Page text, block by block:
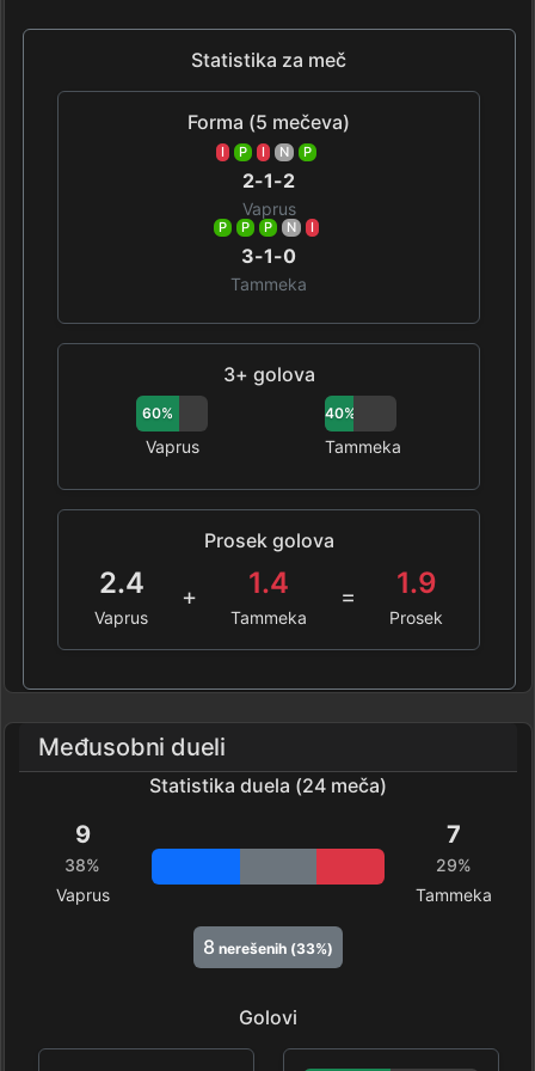
Statistika za meč
Forma (5 mečeva)
I P I N P
2-1-2
Vaprus
P P P N I
3-1-0
Tammeka
3+ golova
60%
Vaprus
40%
Tammeka
Prosek golova
2.4
Vaprus
+ 1.4
Tammeka
= 1.9
Prosek
Međusobni dueli
Statistika duela (24 meča)
9
38%
Vaprus
7
29%
Tammeka
8 nerešenih (33%)
Golovi